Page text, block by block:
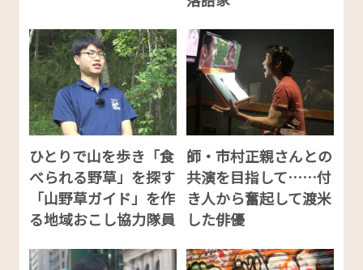
ひとりで山を歩き「食
べられる野草」を探す
「山野草ガイド」を作
る地域おこし協力隊員
師・市村正親さんとの
共演を目指して……付
き人から奮起して渡米
した俳優